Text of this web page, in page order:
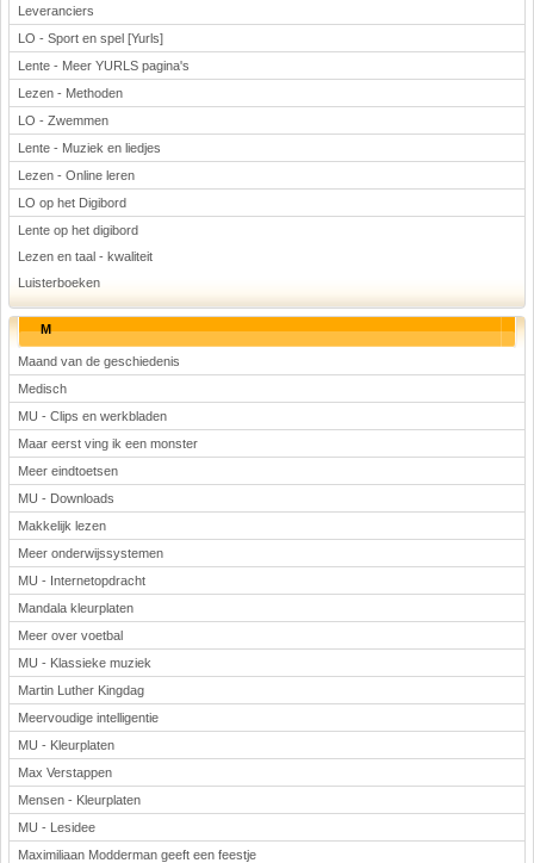
Leveranciers
LO - Sport en spel [Yurls]
Lente - Meer YURLS pagina's
Lezen - Methoden
LO - Zwemmen
Lente - Muziek en liedjes
Lezen - Online leren
LO op het Digibord
Lente op het digibord
Lezen en taal - kwaliteit
Luisterboeken
M
Maand van de geschiedenis
Medisch
MU - Clips en werkbladen
Maar eerst ving ik een monster
Meer eindtoetsen
MU - Downloads
Makkelijk lezen
Meer onderwijssystemen
MU - Internetopdracht
Mandala kleurplaten
Meer over voetbal
MU - Klassieke muziek
Martin Luther Kingdag
Meervoudige intelligentie
MU - Kleurplaten
Max Verstappen
Mensen - Kleurplaten
MU - Lesidee
Maximiliaan Modderman geeft een feestje